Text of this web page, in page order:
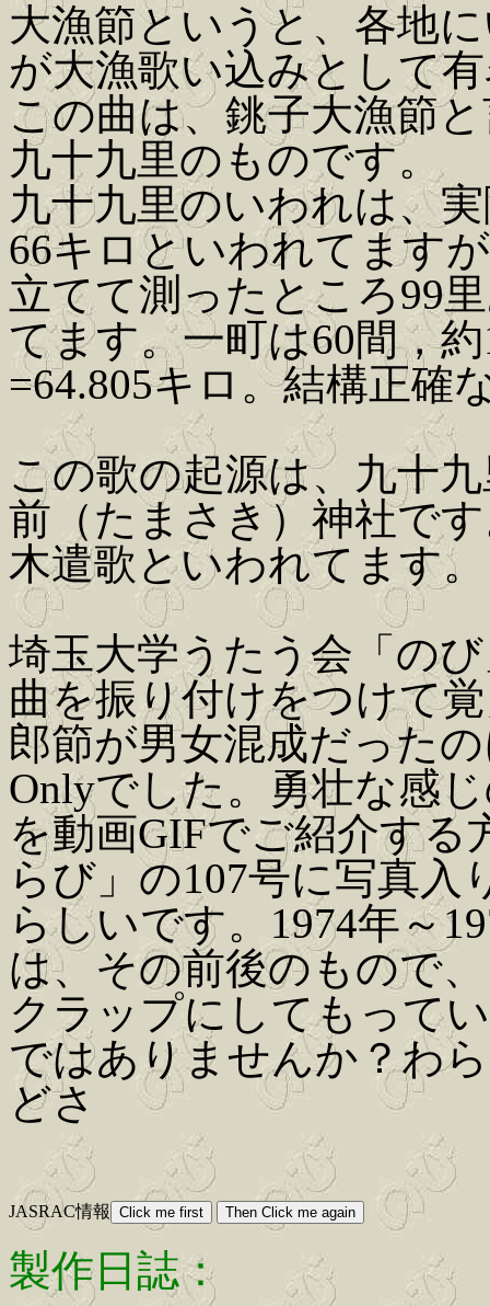
大漁節というと、各地
が大漁歌い込みとして
この曲は、銚子大漁節
九十九里のものです。
九十九里のいわれは、
66キロといわれてます
立てて測ったところ99
てます。一町は60間，
=64.805キロ。結構正確
この歌の起源は、九十
前（たまさき）神社で
木遣歌といわれてます。
埼玉大学うたう会「の
曲を振り付けをつけて
郎節が男女混成だった
Onlyでした。勇壮な感
を動画GIFでご紹介す
らび」の107号に写真
らしいです。1974年～
は、その前後のもので
クラップにしてもって
ではありませんか？わ
どさ
JASRAC情報
製作日誌：